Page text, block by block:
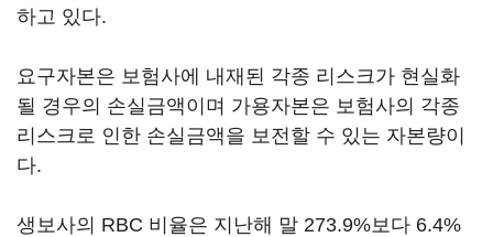
하고 있다.
요구자본은 보험사에 내재된 각종 리스크가 현실화
될 경우의 손실금액이며 가용자본은 보험사의 각종
리스크로 인한 손실금액을 보전할 수 있는 자본량이
다.
생보사의 RBC 비율은 지난해 말 273.9%보다 6.4%